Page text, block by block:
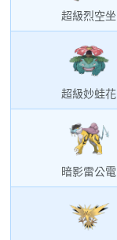
超級烈空坐
超級妙蛙花
暗影雷公電